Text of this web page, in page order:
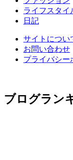
ライフスタイ
日記
サイトについ
お問い合わせ
プライバシー
ブログラン